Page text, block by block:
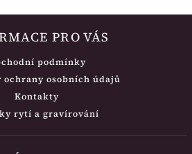
PRO VÁS
podmínky
ochrany osobních údajů
Kontakty
rytí a gravírování